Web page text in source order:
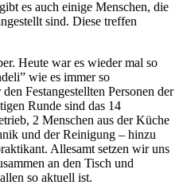
es auch einige Menschen, die
sind. Diese treffen
Heute war es wieder mal so
wie es immer so
Festangestellten Personen der
Runde sind das 14
2 Menschen aus der Küche
und der Reinigung – hinzu
Allesamt setzen wir uns
an den Tisch und
so aktuell ist.